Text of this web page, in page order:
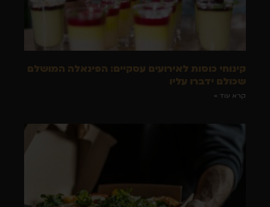
קינוחי כוסות לאירועים עסקיים: הפינאלה המושלם
שכולם ידברו עליו
קרא עוד »